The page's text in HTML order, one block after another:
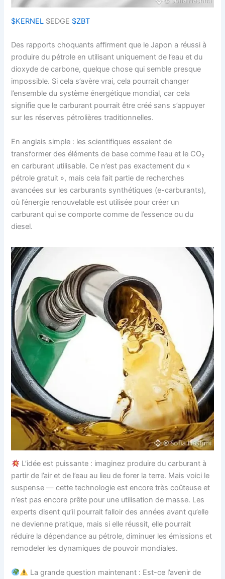
$KERNEL $EDGE $ZBT
Des rapports choquants affirment que le Japon a réussi à
produire du pétrole en utilisant uniquement de l’eau et du
dioxyde de carbone, quelque chose qui semble presque
impossible. Si cela s’avère vrai, cela pourrait changer
l’ensemble du système énergétique mondial, car cela
signifie que le carburant pourrait être créé sans s’appuyer
sur les réserves pétrolières traditionnelles.
En anglais simple : les scientifiques essaient de
transformer des éléments de base comme l’eau et le CO₂
en carburant utilisable. Ce n’est pas exactement du «
pétrole gratuit », mais cela fait partie de recherches
avancées sur les carburants synthétiques (e-carburants),
où l’énergie renouvelable est utilisée pour créer un
carburant qui se comporte comme de l’essence ou du
diesel.
L’idée est puissante : imaginez produire du carburant à
partir de l’air et de l’eau au lieu de forer la terre. Mais voici le
suspense — cette technologie est encore très coûteuse et
n’est pas encore prête pour une utilisation de masse. Les
experts disent qu’il pourrait falloir des années avant qu’elle
ne devienne pratique, mais si elle réussit, elle pourrait
réduire la dépendance au pétrole, diminuer les émissions et
remodeler les dynamiques de pouvoir mondiales.
La grande question maintenant : Est-ce l’avenir de